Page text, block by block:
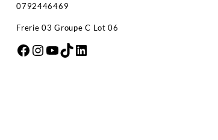
0792446469
Frerie 03 Groupe C Lot 06
Facebook
Instagram
YouTube
TikTok
LinkedIn